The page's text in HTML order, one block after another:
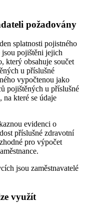
požadovány
splatnosti pojistného
pojištěni jejich
který obsahuje součet
u příslušné
vypočtenou jako
pojištěných u příslušné
které se údaje
evidenci o
příslušné zdravotní
pro výpočet
jsou zaměstnavatelé
využít